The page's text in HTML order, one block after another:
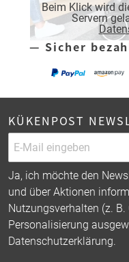
Beim Klick wird
Servern
— Sicher
KÜKENPOST
Ja, ich möchte den
und über Aktionen
Nutzungsverhalten (z.
Personalisierung
Datenschutzerklärung.